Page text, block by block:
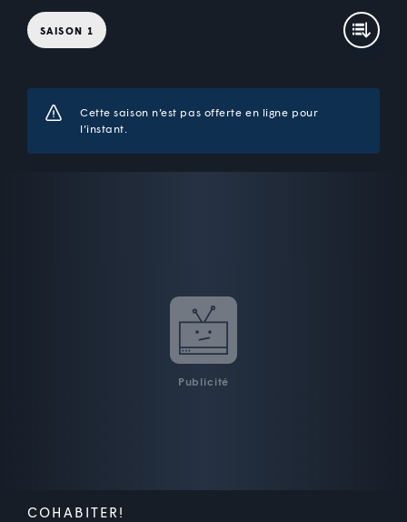
SAISON 1
Cette saison n’est pas offerte en ligne pour
l’instant.
Publicité
COHABITER!